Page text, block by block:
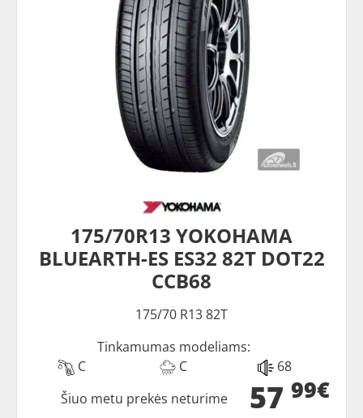
175/70R13 YOKOHAMA
BLUEARTH-ES ES32 82T DOT22
CCB68
175/70 R13 82T
Tinkamumas modeliams:
C
C 68
57 99€
Šiuo metu prekės neturime